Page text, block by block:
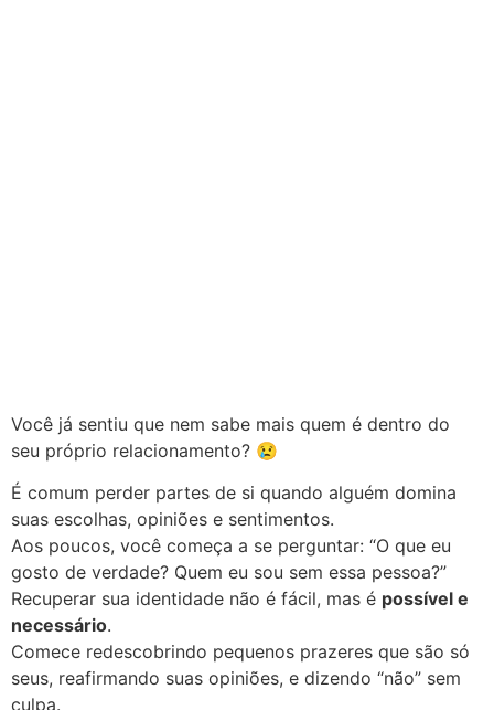
Você já sentiu que nem sabe mais quem é dentro do
seu próprio relacionamento? 😢
É comum perder partes de si quando alguém domina
suas escolhas, opiniões e sentimentos.
Aos poucos, você começa a se perguntar: “O que eu
gosto de verdade? Quem eu sou sem essa pessoa?”
Recuperar sua identidade não é fácil, mas é possível e
necessário.
Comece redescobrindo pequenos prazeres que são só
seus, reafirmando suas opiniões, e dizendo “não” sem
culpa.